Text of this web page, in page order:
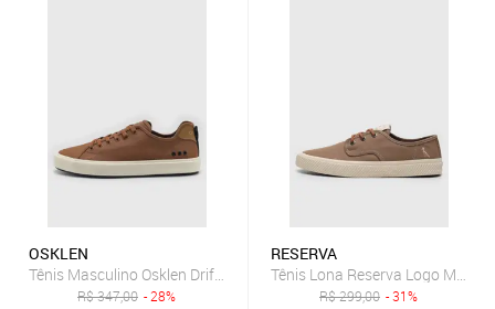
OSKLEN
Tênis Masculino Osklen Drift Marrom
R$347,00 - 28%
RESERVA
Tênis Lona Reserva Logo
R$299,00 - 31%